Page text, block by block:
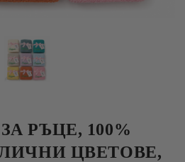
РЪЦЕ, 100%
ЦВЕТОВЕ,